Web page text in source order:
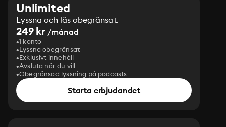
Unlimited
Lyssna och läs obegränsat.
249 kr /månad
1 konto
Lyssna obegränsat
Exklusivt innehåll
Avsluta när du vill
Obegränsad lyssning på podcasts
Starta erbjudandet